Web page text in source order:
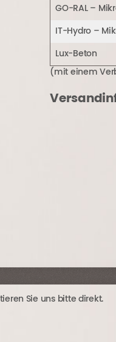
GO-RAL–
IT-Hydro –
Lux-Beton
(mit einem
Sie uns bitte direkt.